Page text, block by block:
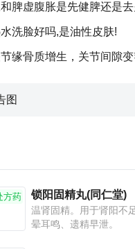
脾虚腹胀是先健脾还是去
洗脸好吗,是油性皮肤!
缘骨质增生，关节间隙
方药 锁阳固精丸(同仁堂)
温肾固精。用于肾阳不
晕耳鸣、遗精早泄。